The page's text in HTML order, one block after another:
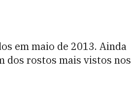
em maio de 2013. Ainda
dos rostos mais vistos nos